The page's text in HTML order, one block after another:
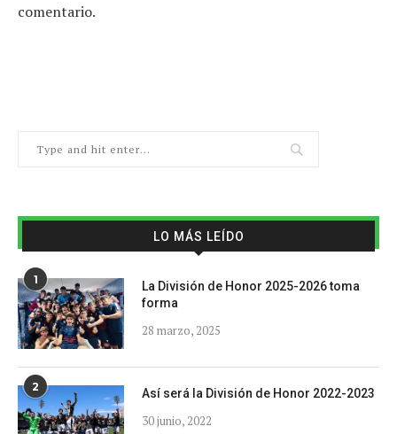
comentario.
LO MÁS LEÍDO
1
La División de Honor 2025-2026 toma
forma
28 marzo, 2025
2 Así será la División de Honor 2022-2023
30 junio, 2022